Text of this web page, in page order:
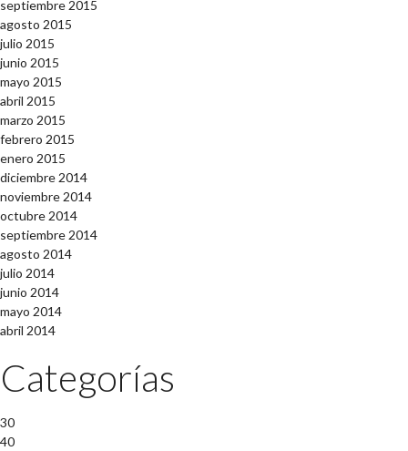
septiembre 2015
agosto 2015
julio 2015
junio 2015
mayo 2015
abril 2015
marzo 2015
febrero 2015
enero 2015
diciembre 2014
noviembre 2014
octubre 2014
septiembre 2014
agosto 2014
julio 2014
junio 2014
mayo 2014
abril 2014
Categorías
30
40